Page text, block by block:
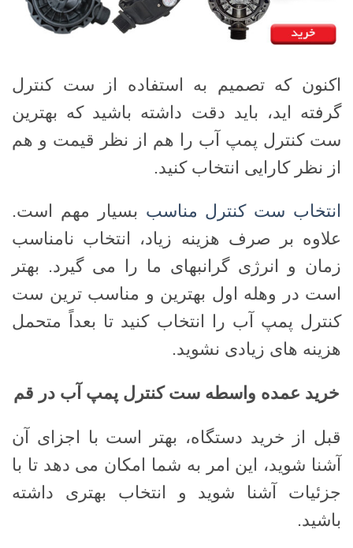
اکنون که تصمیم به استفاده از ست کنترل
گرفته اید، باید دقت داشته باشید که بهترین
ست کنترل پمپ آب را هم از نظر قیمت و هم
از نظر کارایی انتخاب کنید.
انتخاب ست کنترل مناسب بسیار مهم است.
علاوه بر صرف هزینه زیاد، انتخاب نامناسب
زمان و انرژی گرانبهای ما را می گیرد. بهتر
است در وهله اول بهترین و مناسب ترین ست
کنترل پمپ آب را انتخاب کنید تا بعداً متحمل
هزینه های زیادی نشوید.
خرید عمده واسطه ست کنترل پمپ آب در قم
قبل از خرید دستگاه، بهتر است با اجزای آن
آشنا شوید، این امر به شما امکان می دهد تا با
جزئیات آشنا شوید و انتخاب بهتری داشته
باشید.